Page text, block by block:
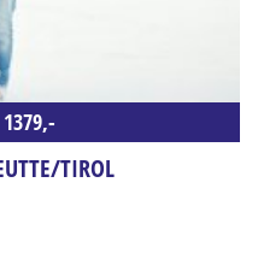
KUNDEN
/ TAXISERVICE
TIROL